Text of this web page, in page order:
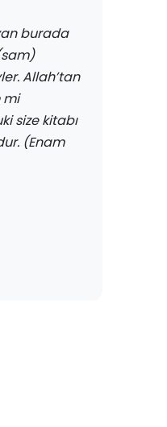
burada
Allah’tan
mi
size kitabı
(Enam